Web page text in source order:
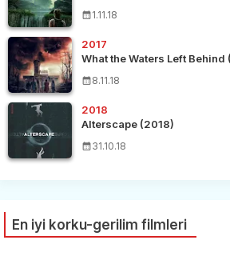
1.11.18
2017
What the Waters Left Behind
8.11.18
2018
Alterscape (2018)
31.10.18
En iyi korku-gerilim filmleri